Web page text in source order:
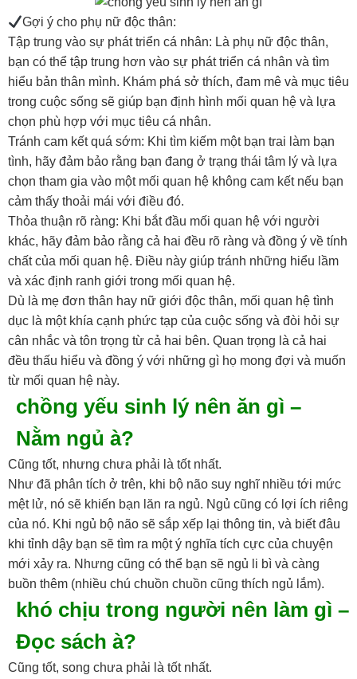
Gợi ý cho phụ nữ độc thân:
Tập trung vào sự phát triển cá nhân: Là phụ nữ độc thân,
bạn có thể tập trung hơn vào sự phát triển cá nhân và tìm
hiểu bản thân mình. Khám phá sở thích, đam mê và mục tiêu
trong cuộc sống sẽ giúp bạn định hình mối quan hệ và lựa
chọn phù hợp với mục tiêu cá nhân.
Tránh cam kết quá sớm: Khi tìm kiếm một bạn trai làm bạn
tình, hãy đảm bảo rằng bạn đang ở trạng thái tâm lý và lựa
chọn tham gia vào một mối quan hệ không cam kết nếu bạn
cảm thấy thoải mái với điều đó.
Thỏa thuận rõ ràng: Khi bắt đầu mối quan hệ với người
khác, hãy đảm bảo rằng cả hai đều rõ ràng và đồng ý về tính
chất của mối quan hệ. Điều này giúp tránh những hiểu lầm
và xác định ranh giới trong mối quan hệ.
Dù là mẹ đơn thân hay nữ giới độc thân, mối quan hệ tình
dục là một khía cạnh phức tạp của cuộc sống và đòi hỏi sự
cân nhắc và tôn trọng từ cả hai bên. Quan trọng là cả hai
đều thấu hiểu và đồng ý với những gì họ mong đợi và muốn
từ mối quan hệ này.
chồng yếu sinh lý nên ăn gì –
Nằm ngủ à?
Cũng tốt, nhưng chưa phải là tốt nhất.
Như đã phân tích ở trên, khi bộ não suy nghĩ nhiều tới mức
mệt lử, nó sẽ khiến bạn lăn ra ngủ. Ngủ cũng có lợi ích riêng
của nó. Khi ngủ bộ não sẽ sắp xếp lại thông tin, và biết đâu
khi tỉnh dậy bạn sẽ tìm ra một ý nghĩa tích cực của chuyện
mới xảy ra. Nhưng cũng có thể bạn sẽ ngủ li bì và càng
buồn thêm (nhiều chú chuồn chuồn cũng thích ngủ lắm).
khó chịu trong người nên làm gì –
Đọc sách à?
Cũng tốt, song chưa phải là tốt nhất.